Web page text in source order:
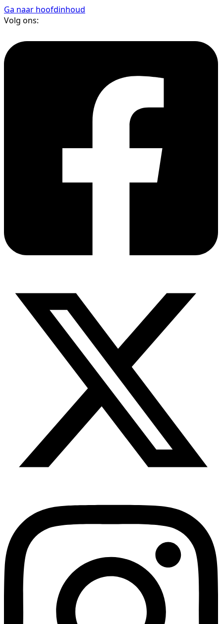
Ga naar hoofdinhoud
Volg ons: